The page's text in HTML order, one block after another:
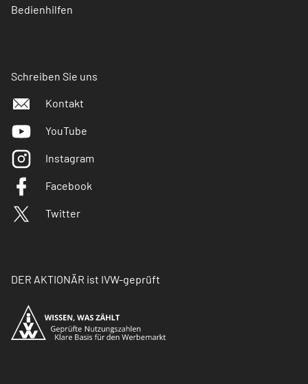
Bedienhilfen
Schreiben Sie uns
Kontakt
YouTube
Instagram
Facebook
Twitter
DER AKTIONÄR ist IVW-geprüft